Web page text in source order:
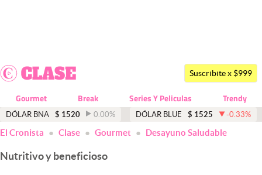
Dólar
Economía y Política
Finanzas y Mercados
Mercados Online
Suscribite x $999
Gourmet Break Series Y Peliculas Trendy
DÓLAR BNA $ 1520 0.00% DÓLAR BLUE $ 1525 -0.33%
El Cronista Clase Gourmet Desayuno Saludable
Nutritivo y beneficioso